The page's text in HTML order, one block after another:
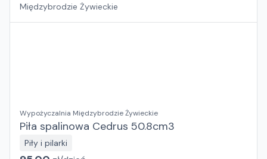
Międzybrodzie Żywieckie
Wypożyczalnia Międzybrodzie Żywieckie
Piła spalinowa Cedrus 50.8cm3
Piły i pilarki